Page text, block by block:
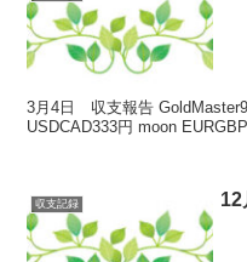
3月4日 収支報告
USDCAD333円 moon
収支記録